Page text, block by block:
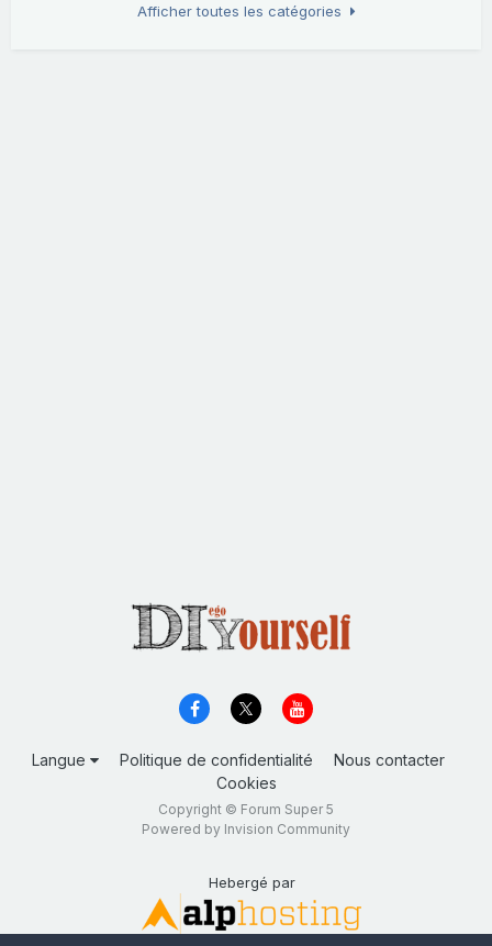
Afficher toutes les catégories
Langue Politique de confidentialité
Nous contacter
Cookies
Copyright © Forum Super 5
Powered by Invision Community
Hebergé par